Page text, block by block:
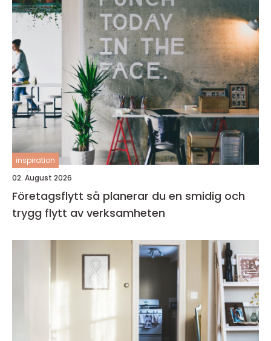
inspiration
02. August 2026
Företagsflytt så planerar du en smidig och
trygg flytt av verksamheten